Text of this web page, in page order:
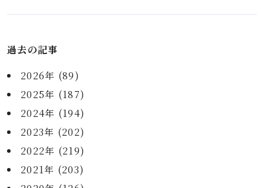
過去の記事
2026年 (89)
2025年 (187)
2024年 (194)
2023年 (202)
2022年 (219)
2021年 (203)